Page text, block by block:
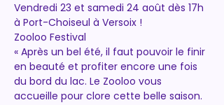
Vendredi 23 et samedi 24 août dès 17h
à Port-Choiseul à Versoix !
Zooloo Festival
« Après un bel été, il faut pouvoir le finir
en beauté et profiter encore une fois
du bord du lac. Le Zooloo vous
accueille pour clore cette belle saison.